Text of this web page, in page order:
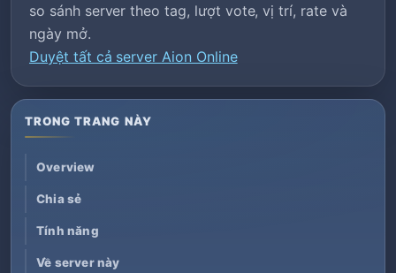
so sánh server theo tag, lượt vote, vị trí, rate và
ngày mở.
Duyệt tất cả server Aion Online
TRONG TRANG NÀY
Overview
Chia sẻ
Tính năng
Về server này